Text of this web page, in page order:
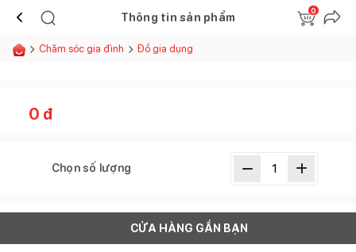
Thông tin sản phẩm
0
Chăm sóc gia đình Đồ gia dụng
0 đ
Chọn số lượng
CỬA HÀNG GẦN BẠN